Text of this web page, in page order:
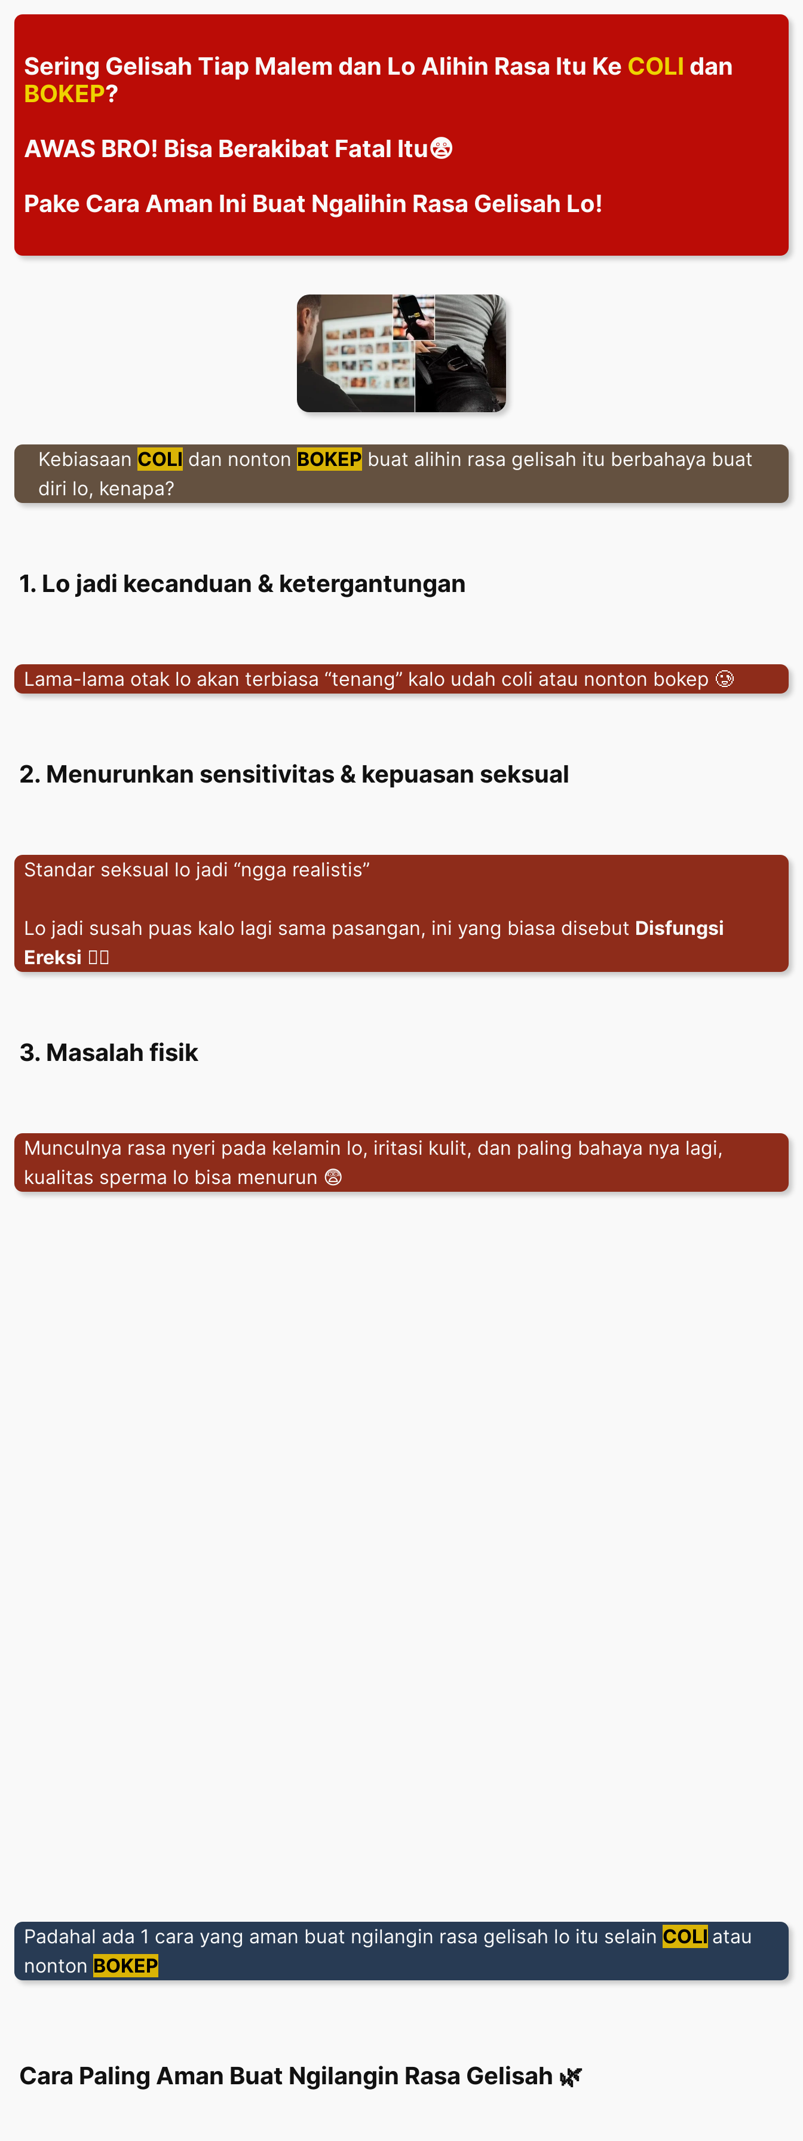
Lewati
Sering Gelisah Tiap Malem dan Lo Alihin Rasa Itu Ke COLI dan
BOKEP?
AWAS BRO! Bisa Berakibat Fatal Itu😨
Pake Cara Aman Ini Buat Ngalihin Rasa Gelisah Lo!
Kebiasaan COLI dan nonton BOKEP buat alihin rasa gelisah itu berbahaya buat
diri lo, kenapa?
1. Lo jadi kecanduan & ketergantungan
Lama-lama otak lo akan terbiasa “tenang” kalo udah coli atau nonton bokep 🥲
2. Menurunkan sensitivitas & kepuasan seksual
Standar seksual lo jadi “ngga realistis”
Lo jadi susah puas kalo lagi sama pasangan, ini yang biasa disebut Disfungsi
Ereksi 😵‍💫
3. Masalah fisik
Munculnya rasa nyeri pada kelamin lo, iritasi kulit, dan paling bahaya nya lagi,
kualitas sperma lo bisa menurun 😨
Padahal ada 1 cara yang aman buat ngilangin rasa gelisah lo itu selain COLI atau
nonton BOKEP
Cara Paling Aman Buat Ngilangin Rasa Gelisah 🌿